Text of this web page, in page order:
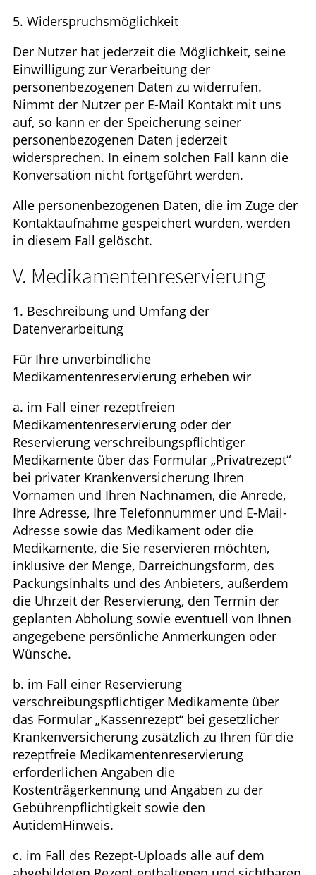
5. Widerspruchsmöglichkeit
Der Nutzer hat jederzeit die Möglichkeit, seine
Einwilligung zur Verarbeitung der
personenbezogenen Daten zu widerrufen.
Nimmt der Nutzer per E-Mail Kontakt mit uns
auf, so kann er der Speicherung seiner
personenbezogenen Daten jederzeit
widersprechen. In einem solchen Fall kann die
Konversation nicht fortgeführt werden.
Alle personenbezogenen Daten, die im Zuge der
Kontaktaufnahme gespeichert wurden, werden
in diesem Fall gelöscht.
V. Medikamentenreservierung
1. Beschreibung und Umfang der
Datenverarbeitung
Für Ihre unverbindliche
Medikamentenreservierung erheben wir
a. im Fall einer rezeptfreien
Medikamentenreservierung oder der
Reservierung verschreibungspflichtiger
Medikamente über das Formular „Privatrezept“
bei privater Krankenversicherung Ihren
Vornamen und Ihren Nachnamen, die Anrede,
Ihre Adresse, Ihre Telefonnummer und E-Mail-
Adresse sowie das Medikament oder die
Medikamente, die Sie reservieren möchten,
inklusive der Menge, Darreichungsform, des
Packungsinhalts und des Anbieters, außerdem
die Uhrzeit der Reservierung, den Termin der
geplanten Abholung sowie eventuell von Ihnen
angegebene persönliche Anmerkungen oder
Wünsche.
b. im Fall einer Reservierung
verschreibungspflichtiger Medikamente über
das Formular „Kassenrezept“ bei gesetzlicher
Krankenversicherung zusätzlich zu Ihren für die
rezeptfreie Medikamentenreservierung
erforderlichen Angaben die
Kostenträgerkennung und Angaben zu der
Gebührenpflichtigkeit sowie den
AutidemHinweis.
c. im Fall des Rezept-Uploads alle auf dem